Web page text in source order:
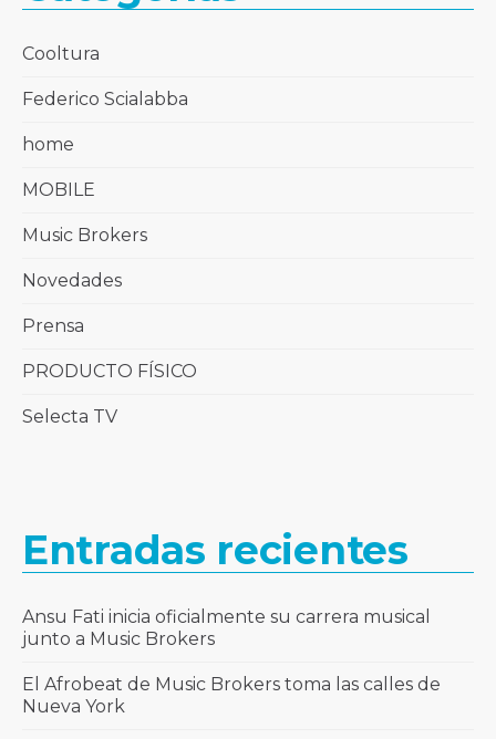
Cooltura
Federico Scialabba
home
MOBILE
Music Brokers
Novedades
Prensa
PRODUCTO FÍSICO
Selecta TV
Entradas recientes
Ansu Fati inicia oficialmente su carrera musical
junto a Music Brokers
El Afrobeat de Music Brokers toma las calles de
Nueva York